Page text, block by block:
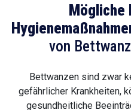
Mögliche
von
Bettwanzen sind zwar
gefährlicher Krankheiten,
gesundheitliche